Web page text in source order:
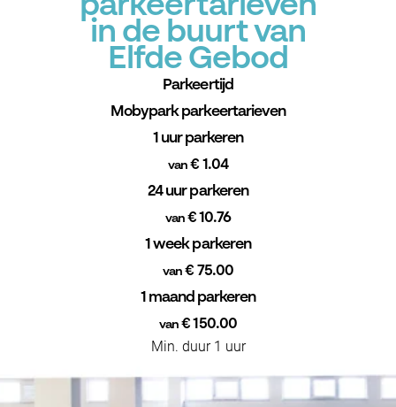
parkeertarieven
in de buurt van
Elfde Gebod
Parkeertijd
Mobypark parkeertarieven
1 uur parkeren
van € 1.04
24 uur parkeren
van€ 10.76
1 week parkeren
van € 75.00
1 maand parkeren
van € 150.00
Min. duur 1 uur